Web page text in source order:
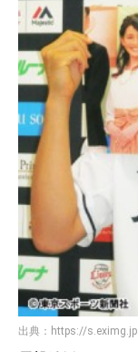
出典： https://s.eximg.jp